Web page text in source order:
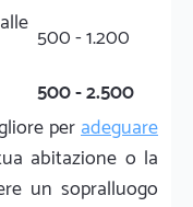
500 - 1.200
500 - 2.500
peradeguare
abitazione o la
un sopralluogo